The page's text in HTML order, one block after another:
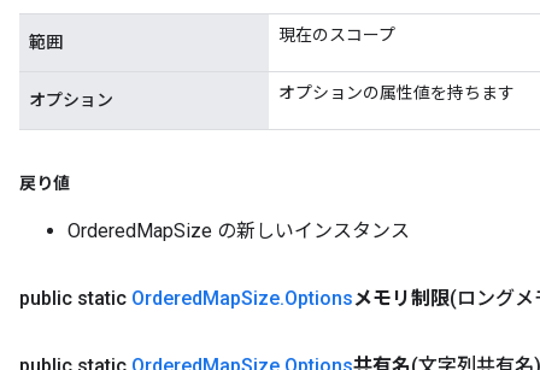
範囲 現在のスコープ
オプション オプションの属性値を持ちます
戻り値
OrderedMapSize の新しいインスタンス
public static OrderedMapSize.Optionsメモリ制限(ロング